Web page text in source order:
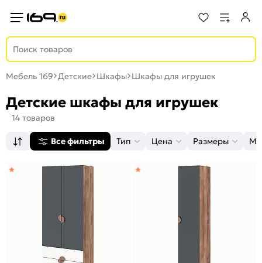
Мебель 169 Детские Шкафы Шкафы для игрушек
Детские шкафы для игрушек
14 товаров
Все фильтры Тип Цена Размеры